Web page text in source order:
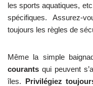
les sports aquatiques,
spécifiques. Assurez-
toujours les règles de
Même la simple
courants qui peuvent
îles. Privilégiez